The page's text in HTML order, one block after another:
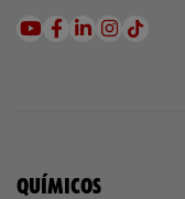
QUÍMICOS